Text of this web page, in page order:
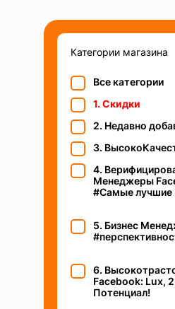
Категории магазина
Все категории
1. Скидки
2. Недавно
3.
4.
Менеджеры
#Самые лучшие
5. Бизнес
6.
Facebook: Lux,
Потенциал!